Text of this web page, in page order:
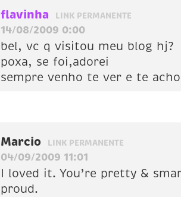
flavinha LINK PERMANENTE
14/08/2009 0:00
bel, vc q visitou meu blog hj?
poxa, se foi,adorei
sempre venho te ver e te
Marcio LINK PERMANENTE
04/09/2009 11:01
I loved it. You’re pretty &
proud.